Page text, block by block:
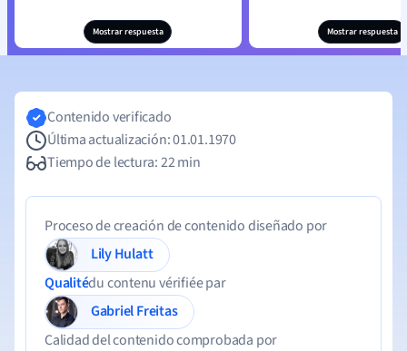
Mostrar respuesta Mostrar respuesta
Contenido verificado
Última actualización: 01.01.1970
Tiempo de lectura: 22 min
Proceso de creación de contenido diseñado por
Lily Hulatt
Qualitédu contenu vérifiée par
Gabriel Freitas
Calidad del contenido comprobada por